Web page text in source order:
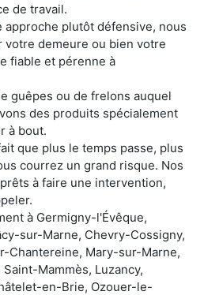
de travail.
approche plutôt défensive, nous
votre demeure ou bien votre
fiable et pérenne à
guêpes ou de frelons auquel
des produits spécialement
à bout.
que plus le temps passe, plus
courrez un grand risque. Nos
à faire une intervention,
à Germigny-l'Évêque,
sur-Marne, Chevry-Cossigny,
Chantereine, Mary-sur-Marne,
Mammès, Luzancy,
en-Brie, Ozouer-le-